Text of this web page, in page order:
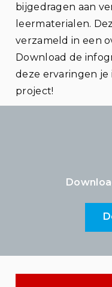
bijgedragen aan
leermaterialen.
verzameld in een
Download de
deze ervaringen
project!